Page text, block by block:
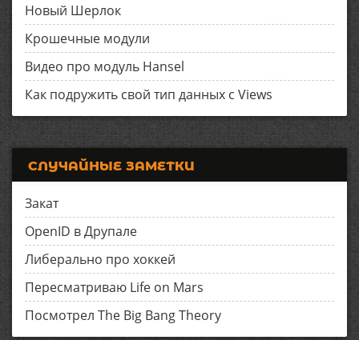
Новый Шерлок
Крошечные модули
Видео про модуль Hansel
Как подружить свой тип данных с Views
СЛУЧАЙНЫЕ ЗАМЕТКИ
Закат
OpenID в Друпале
Либерально про хоккей
Пересматриваю Life on Mars
Посмотрел The Big Bang Theory